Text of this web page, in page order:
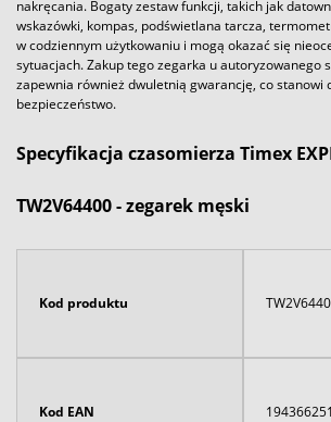
nakręcania. Bogaty zestaw funkcji, takich jak
wskazówki, kompas, podświetlana tarcza,
w codziennym użytkowaniu i mogą okazać się
sytuacjach. Zakup tego zegarka u autoryzowanego
zapewnia również dwuletnią gwarancję, co stanowi
bezpieczeństwo.
Specyfikacja czasomierza Timex
TW2V64400 - zegarek męski
Kod produktu
Kod EAN